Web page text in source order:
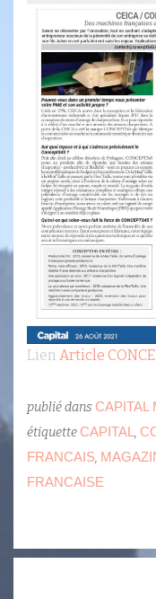
Lien Article
publié dans CAPITAL
étiquetteCAPITAL ,
FRANCAIS,
FRANCAISE